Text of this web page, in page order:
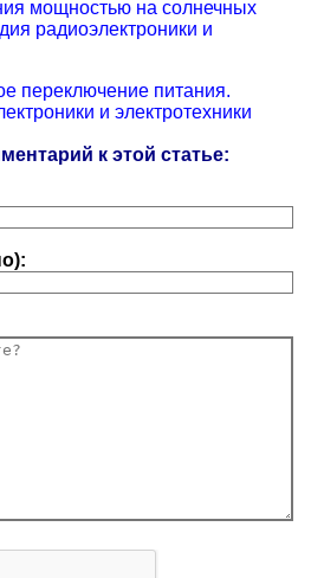
мощностью на солнечных
радиоэлектроники и
переключение питания.
и электротехники
к этой статье: